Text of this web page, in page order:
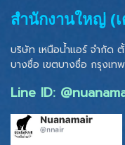
สำนักงานใหญ่ (
บริษัท เหนือน้ำแอร์ จำกัด
บางซื่อ เขตบางซื่อ กรุงเท
Line ID: